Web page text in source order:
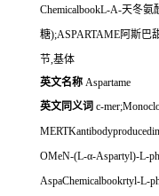
ChemicalbookL-Α-天冬
糖);ASPARTAME阿斯巴
节,基体
英文名称 Aspartame
英文同义词 c-
OMeN-(L-α-Aspartyl)-L-
AspaChemicalbookrtyl-L-